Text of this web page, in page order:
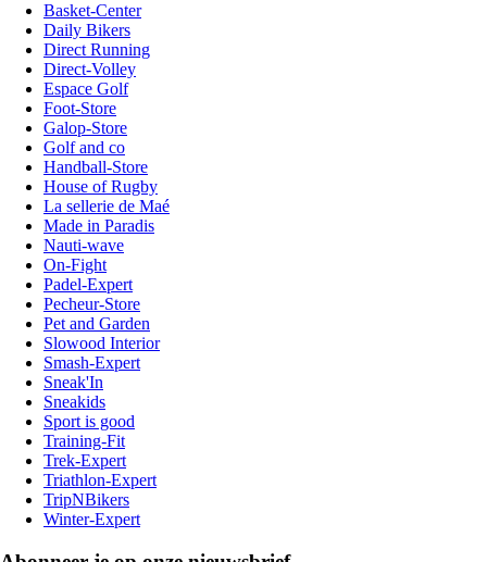
Basket-Center
Daily Bikers
Direct Running
Direct-Volley
Espace Golf
Foot-Store
Galop-Store
Golf and co
Handball-Store
House of Rugby
La sellerie de Maé
Made in Paradis
Nauti-wave
On-Fight
Padel-Expert
Pecheur-Store
Pet and Garden
Slowood Interior
Smash-Expert
Sneak'In
Sneakids
Sport is good
Training-Fit
Trek-Expert
Triathlon-Expert
TripNBikers
Winter-Expert